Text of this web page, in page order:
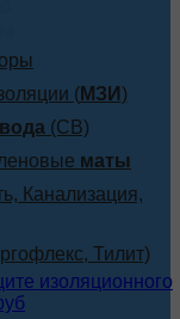
(МЗИ )
(СВ)
маты
Канализация,
Тилит)